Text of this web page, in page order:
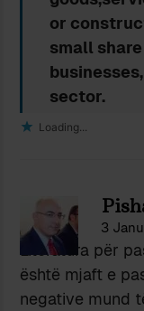
or
small
sector.
Loading...
3
Literatura për
është mjaft e
negative mund